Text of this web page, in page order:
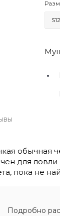
S12
для
пока не
Подробно